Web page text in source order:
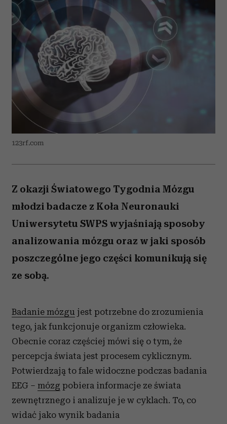
123rf.com
Z okazji Światowego Tygodnia Mózgu
młodzi badacze z Koła Neuronauki
Uniwersytetu SWPS wyjaśniają sposoby
analizowania mózgu oraz w jaki sposób
poszczególne jego części komunikują się
ze sobą.
Badanie mózgu jest potrzebne do zrozumienia
tego, jak funkcjonuje organizm człowieka.
Obecnie coraz częściej mówi się o tym, że
percepcja świata jest procesem cyklicznym.
Potwierdzają to fale widoczne podczas badania
EEG – mózg pobiera informacje ze świata
zewnętrznego i analizuje je w cyklach. To, co
widać jako wynik badania